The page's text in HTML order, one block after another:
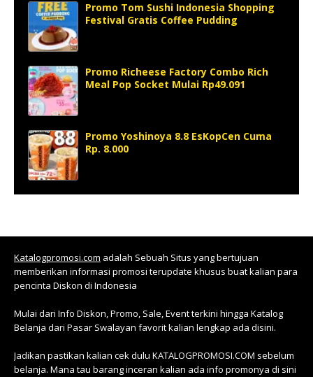
Promo Tom Sushi Indonesia Shopping
Festival Gratis Coffee Pudding
Promo Richeese Factory Combo Rich
Meal Pop Socket Mulai Rp49.091
Promo Yoshinoya 8.8 EsKopCen Cuma
Rp. 8.000
Katalogpromosi.com adalah Sebuah Situs yang bertujuan
memberikan informasi promosi terupdate khusus buat kalian para
pencinta Diskon di Indonesia
Mulai dari Info Diskon, Promo, Sale, Event terkini hingga Katalog
Belanja dari Pasar Swalayan favorit kalian lengkap ada disini.
Jadikan pastikan kalian cek dulu KATALOGPROMOSI.COM sebelum
belanja. Mana tau barang inceran kalian ada info promonya di sini